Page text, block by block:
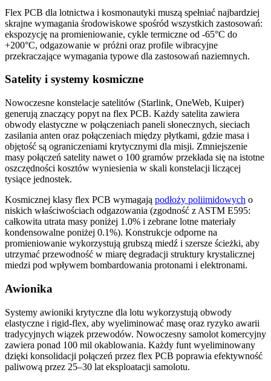
Flex PCB dla lotnictwa i kosmonautyki muszą spełniać najbardziej
skrajne wymagania środowiskowe spośród wszystkich zastosowań:
ekspozycję na promieniowanie, cykle termiczne od -65°C do
+200°C, odgazowanie w próżni oraz profile wibracyjne
przekraczające wymagania typowe dla zastosowań naziemnych.
Satelity i systemy kosmiczne
Nowoczesne konstelacje satelitów (Starlink, OneWeb, Kuiper)
generują znaczący popyt na flex PCB. Każdy satelita zawiera
obwody elastyczne w połączeniach paneli słonecznych, sieciach
zasilania anten oraz połączeniach między płytkami, gdzie masa i
objętość są ograniczeniami krytycznymi dla misji. Zmniejszenie
masy połączeń satelity nawet o 100 gramów przekłada się na istotne
oszczędności kosztów wyniesienia w skali konstelacji liczącej
tysiące jednostek.
Kosmicznej klasy flex PCB wymagają podłoży poliimidowych o
niskich właściwościach odgazowania (zgodność z ASTM E595:
całkowita utrata masy poniżej 1.0% i zebrane lotne materiały
kondensowalne poniżej 0.1%). Konstrukcje odporne na
promieniowanie wykorzystują grubszą miedź i szersze ścieżki, aby
utrzymać przewodność w miarę degradacji struktury krystalicznej
miedzi pod wpływem bombardowania protonami i elektronami.
Awionika
Systemy awioniki krytyczne dla lotu wykorzystują obwody
elastyczne i rigid-flex, aby wyeliminować masę oraz ryzyko awarii
tradycyjnych wiązek przewodów. Nowoczesny samolot komercyjny
zawiera ponad 100 mil okablowania. Każdy funt wyeliminowany
dzięki konsolidacji połączeń przez flex PCB poprawia efektywność
paliwową przez 25–30 lat eksploatacji samolotu.